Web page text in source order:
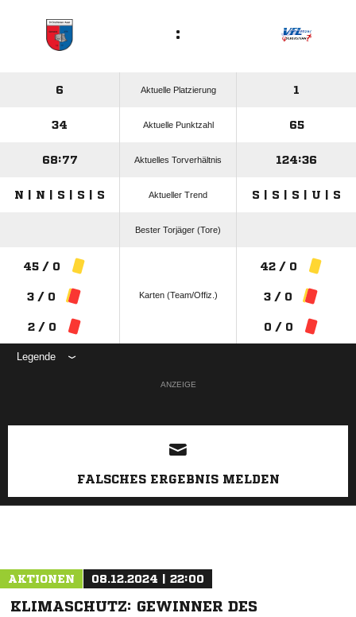
:
6 Aktuelle Platzierung 1
34 Aktuelle Punktzahl 65
68:77 Aktuelles Torverhältnis 124:36
N | N | S | S | S Aktueller Trend S | S | S | U | S
Bester Torjäger (Tore)
45 / 0
3 / 0
2 / 0
Karten (Team/Offiz.)
42 / 0
3 / 0
0 / 0
Legende
ANZEIGE
FALSCHES ERGEBNIS MELDEN
AKTIONEN 08.12.2024 | 22:00
KLIMASCHUTZ: GEWINNER DES